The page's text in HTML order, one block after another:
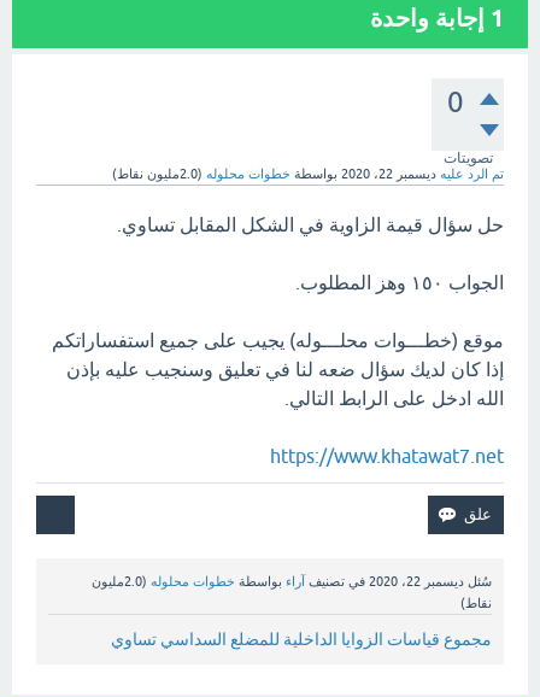
1 إجابة واحدة
0
تصويتات
تم الرد عليه ديسمبر 22، 2020 بواسطة خطوات محلوله (2.0مليون نقاط)
حل سؤال قيمة الزاوية في الشكل المقابل تساوي.
الجواب ١٥٠ وهز المطلوب.
موقع (خطـــوات محلـــوله) يجيب على جميع استفساراتكم
إذا كان لديك سؤال ضعه لنا في تعليق وسنجيب عليه بإذن
الله ادخل على الرابط التالي.
https://www.khatawat7.net
سُئل ديسمبر 22، 2020 في تصنيف آراء بواسطة خطوات محلوله (2.0مليون
نقاط)
مجموع قياسات الزوايا الداخلية للمضلع السداسي تساوي